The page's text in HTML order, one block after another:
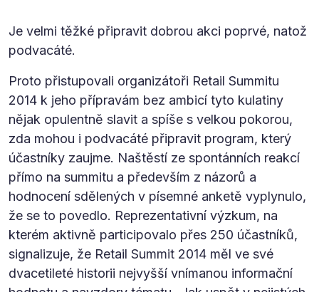
Je velmi těžké připravit dobrou akci poprvé, natož
podvacáté.
Proto přistupovali organizátoři Retail Summitu
2014 k jeho přípravám bez ambicí tyto kulatiny
nějak opulentně slavit a spíše s velkou pokorou,
zda mohou i podvacáté připravit program, který
účastníky zaujme. Naštěstí ze spontánních reakcí
přímo na summitu a především z názorů a
hodnocení sdělených v písemné anketě vyplynulo,
že se to povedlo. Reprezentativní výzkum, na
kterém aktivně participovalo přes 250 účastníků,
signalizuje, že Retail Summit 2014 měl ve své
dvacetileté historii nejvyšší vnímanou informační